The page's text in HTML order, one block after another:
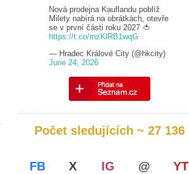
Nová prodejna Kauflandu poblíž
Milety nabírá na obrátkách, otevře
se v první části roku 2027 🍅
https://t.co/mzKlRB1wqG
— Hradec Králové City (@hkcity)
June 24, 2026
Počet sledujících ~ 27 136
FB X IG @ YT